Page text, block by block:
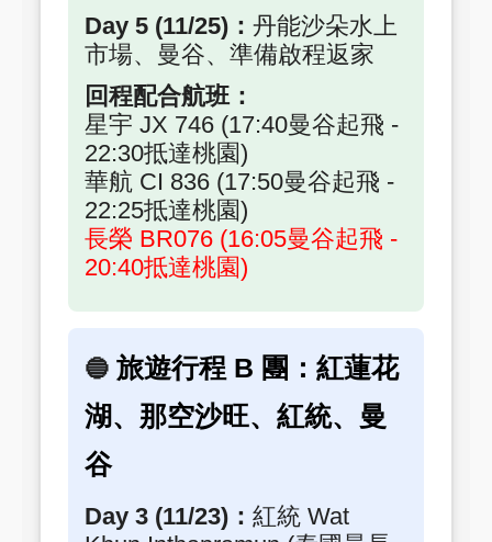
Day 5 (11/25)： 丹能沙朵水上
市場、曼谷、準備啟程返家
回程配合航班：
星宇 JX 746 (17:40曼谷起飛 -
22:30抵達桃園)
華航 CI 836 (17:50曼谷起飛 -
22:25抵達桃園)
長榮 BR076 (16:05曼谷起飛 -
20:40抵達桃園)
🔵 旅遊行程 B 團：紅蓮花
湖、那空沙旺、紅統、曼
谷
Day 3 (11/23)： 紅統 Wat